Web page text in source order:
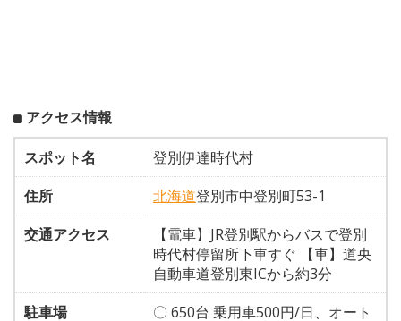
アクセス情報
スポット名
登別伊達時代村
住所
北海道登別市中登別町53-1
交通アクセス
【電車】JR登別駅からバスで登別
時代村停留所下車すぐ 【車】道央
自動車道登別東ICから約3分
駐車場
〇 650台 乗用車500円/日、オート